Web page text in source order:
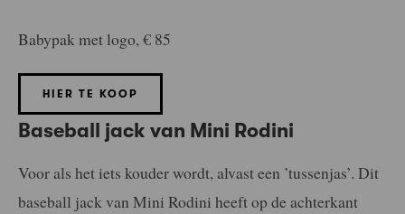
Babypak met logo, € 85
HIER TE KOOP
Baseball jack van Mini Rodini
Voor als het iets kouder wordt, alvast een ’tussenjas’. Dit
baseball jack van Mini Rodini heeft op de achterkant